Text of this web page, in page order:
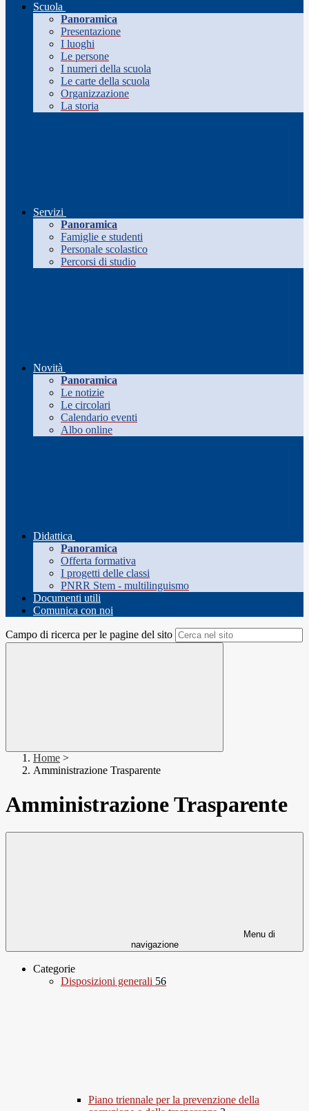
Scuola
Panoramica
Presentazione
I luoghi
Le persone
I numeri della scuola
Le carte della scuola
Organizzazione
La storia
Servizi
Panoramica
Famiglie e studenti
Personale scolastico
Percorsi di studio
Novità
Panoramica
Le notizie
Le circolari
Calendario eventi
Albo online
Didattica
Panoramica
Offerta formativa
I progetti delle classi
PNRR Stem - multilinguismo
Documenti utili
Comunica con noi
Campo di ricerca per le pagine del sito
Home >
Amministrazione Trasparente
Amministrazione Trasparente
Menu di
navigazione
Categorie
Disposizioni generali 56
Piano triennale per la prevenzione della